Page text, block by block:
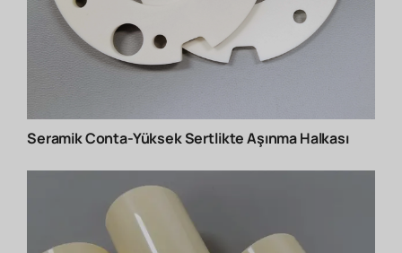
Seramik Conta-Yüksek Sertlikte Aşınma Halkası